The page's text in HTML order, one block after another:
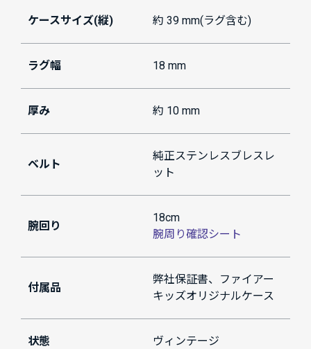
ケースサイズ(縦) 約 39 mm(ラグ含む)
ラグ幅 18 mm
厚み 約 10 mm
ベルト
純正ステンレスブレスレ
ット
腕回り
18cm
腕周り確認シート
付属品
弊社保証書、ファイアー
キッズオリジナルケース
状態 ヴィンテージ